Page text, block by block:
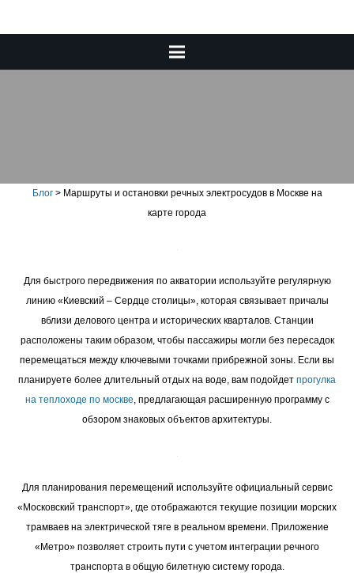
Блог> Маршруты и остановки речных электросудов в Москве на
карте города
Для быстрого передвижения по акватории используйте регулярную
линию «Киевский – Сердце столицы», которая связывает причалы
вблизи делового центра и исторических кварталов. Станции
расположены таким образом, чтобы пассажиры могли без пересадок
перемещаться между ключевыми точками прибрежной зоны. Если вы
планируете более длительный отдых на воде, вам подойдет прогулка
на теплоходе по москве, предлагающая расширенную программу с
обзором знаковых объектов архитектуры.
Для планирования перемещений используйте официальный сервис
«Московский транспорт», где отображаются текущие позиции морских
трамваев на электрической тяге в реальном времени. Приложение
«Метро» позволяет строить пути с учетом интеграции речного
транспорта в общую билетную систему города.